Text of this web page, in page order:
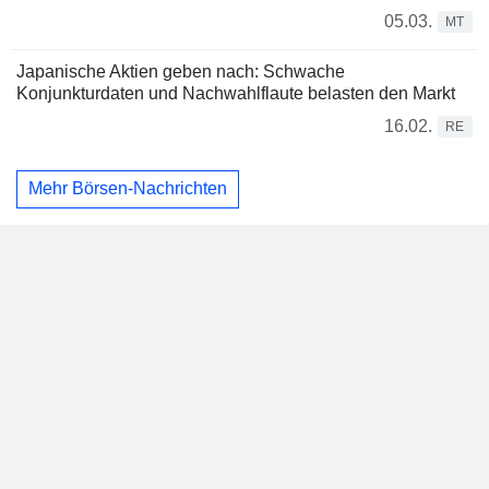
05.03.
MT
Japanische Aktien geben nach: Schwache
Konjunkturdaten und Nachwahlflaute belasten den Markt
16.02.
RE
Mehr Börsen-Nachrichten